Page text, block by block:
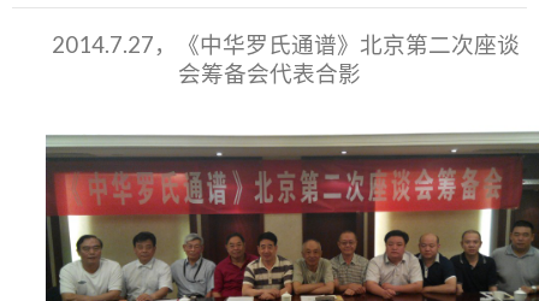
2014.7.27，《中华罗氏通谱》北京第二次座谈
会筹备会代表合影